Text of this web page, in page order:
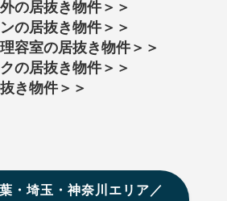
の居抜き物件＞＞
の居抜き物件＞＞
容室の居抜き物件＞＞
の居抜き物件＞＞
き物件＞＞
・埼玉・神奈川エリア／